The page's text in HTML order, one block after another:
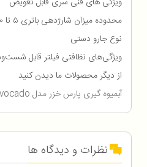
محدوده میزان شارژدهی باتری ۵ تا ۱۰ دقیقه
نوع جارو دستی
ویژگی‌های نظافتی فیلتر قابل
از دیگر محصولات ما دیدن کنید
آبمیوه گیری پارس خزر مدل Avocado
نظرات و دیدگاه ها